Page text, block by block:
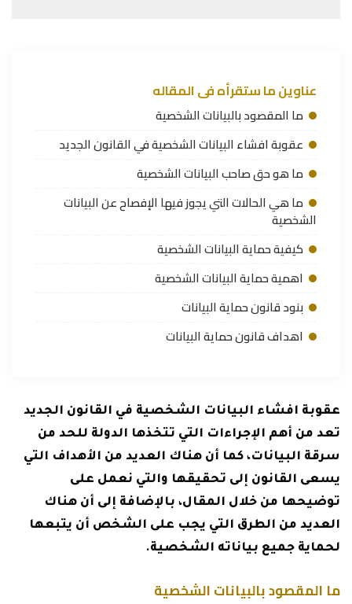
عناوين ما ستقرأه فى المقاله
ما المقصود بالبيانات الشخصية
عقوبة افشاء البيانات الشخصية في القانون الجديد
ما هو حق صاحب البيانات الشخصية
ما هي الحالات التي يجوز فيها الإفصاح عن البيانات
الشخصية
كيفية حماية البيانات الشخصية
اهمية حماية البيانات الشخصية
بنود قانون حماية البيانات
اهداف قانون حماية البيانات
عقوبة افشاء البيانات الشخصية في القانون الجديد
تعد من أهم الإجراءات التي تتخذها الدولة للحد من
سرقة البيانات، كما أن هناك العديد من الأهداف التي
يسعى القانون إلى تحقيقها والتي نعمل على
توضيحها من خلال المقال، بالإضافة إلى أن هناك
العديد من الطرق التي يجب على الشخص أن يتبعها
لحماية جميع بياناته الشخصية.
ما المقصود بالبيانات الشخصية